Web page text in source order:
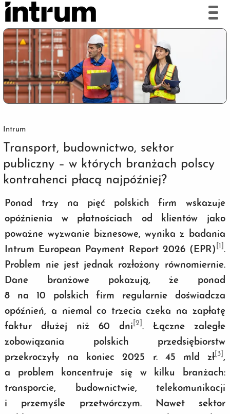
Intrum
Transport, budownictwo, sektor
publiczny – w których branżach polscy
kontrahenci płacą najpóźniej?
Ponad trzy na pięć polskich firm wskazuje
opóźnienia w płatnościach od klientów jako
poważne wyzwanie biznesowe, wynika z badania
Intrum European Payment Report 2026 (EPR) [1] .
Problem nie jest jednak rozłożony równomiernie.
Dane branżowe pokazują, że ponad
8 na 10 polskich firm regularnie doświadcza
opóźnień, a niemal co trzecia czeka na zapłatę
faktur dłużej niż 60 dni [2] . Łączne zaległe
zobowiązania polskich przedsiębiorstw
przekroczyły na koniec 2025 r. 45 mld zł[3] ,
a problem koncentruje się w kilku branżach:
transporcie, budownictwie, telekomunikacji
i przemyśle przetwórczym. Nawet sektor